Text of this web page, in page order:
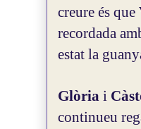
creure és que
recordada
estat la
Glòria i
continueu